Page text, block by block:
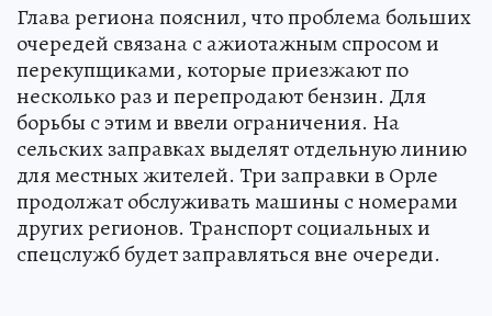
Глава региона пояснил, что проблема больших
очередей связана с ажиотажным спросом и
перекупщиками, которые приезжают по
несколько раз и перепродают бензин. Для
борьбы с этим и ввели ограничения. На
сельских заправках выделят отдельную линию
для местных жителей. Три заправки в Орле
продолжат обслуживать машины с номерами
других регионов. Транспорт социальных и
спецслужб будет заправляться вне очереди.